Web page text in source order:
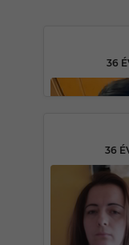
36
36